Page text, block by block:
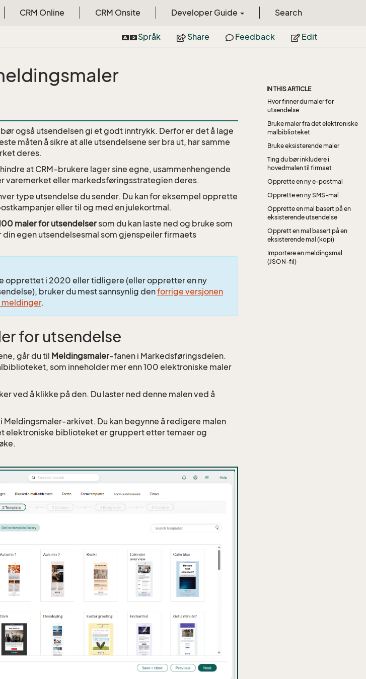
CRM Online CRM Onsite Developer Guide Search
Språk Share Feedback Edit
også utsendelsen gi et godt inntrykk. Derfor er det å lage
måten å sikre at alle utsendelsene ser bra ut, har samme
deres.
at CRM-brukere lager sine egne, usammenhengende
varemerket eller markedsføringsstrategien deres.
type utsendelse du sender. Du kan for eksempel opprette
eller til og med en julekortmal.
maler for utsendelsersom du kan laste ned og bruke som
egen utsendelsesmal som gjenspeiler firmaets
opprettet i 2020 eller tidligere (eller oppretter en ny
bruker du mest sannsynlig denforrige versjonen
.
for utsendelse
går du til Meldingsmaler-fanen i Markedsføringsdelen.
som inneholder mer enn 100 elektroniske maler
ved å klikke på den. Du laster ned denne malen ved å
Meldingsmaler-arkivet. Du kan begynne å redigere malen
elektroniske biblioteket er gruppert etter temaer og
IN THIS ARTICLE
Hvor finner du maler for
utsendelse
Bruke maler fra det elektroniske
malbiblioteket
Bruke eksisterende maler
Ting du bør inkludere i
hovedmalen til firmaet
Opprette en ny e-postmal
Opprette en ny SMS-mal
Opprette en mal basert på en
eksisterende utsendelse
Opprett en mal basert på en
eksisterende mal (kopi)
Importere en meldingsmal
(JSON-fil)